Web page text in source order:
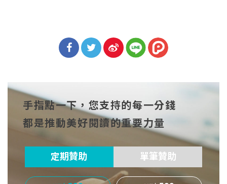
cebo
ok
witt
er
博
手指點一下，您支持的每一分錢
都是推動美好閱讀的重要力量
定期贊助 單筆贊助